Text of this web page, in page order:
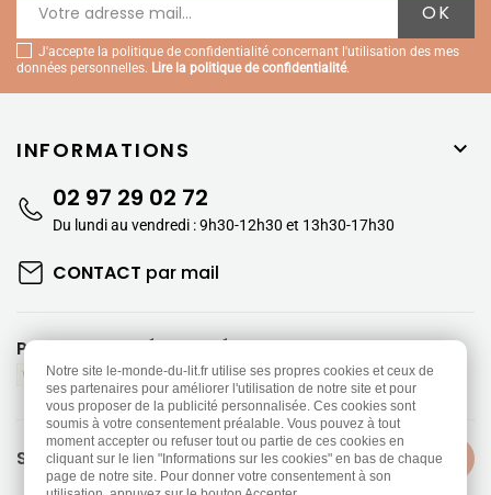
J'accepte la politique de confidentialité concernant l'utilisation des mes
données personnelles. Lire la politique de confidentialité.
INFORMATIONS 
02 97 29 02 72
Du lundi au vendredi : 9h30-12h30 et 13h30-17h30
CONTACT par mail
PAIEMENTS SÉCURISÉS
SUIVEZ-NOUS
Notre site le-monde-du-lit.fr utilise ses propres cookies et ceux de
ses partenaires pour améliorer l'utilisation de notre site et pour
vous proposer de la publicité personnalisée. Ces cookies sont
soumis à votre consentement préalable. Vous pouvez à tout
moment accepter ou refuser tout ou partie de ces cookies en
cliquant sur le lien "Informations sur les cookies" en bas de chaque
page de notre site. Pour donner votre consentement à son